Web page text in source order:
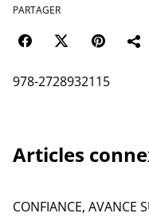
PARTAGER
978-2728932115
Articles
CONFIANCE, AVANCE